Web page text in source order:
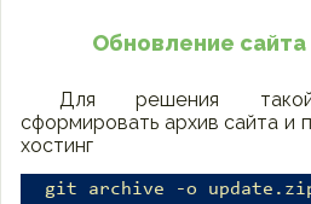
Обновление сайта
Для решения
сформировать архив сайта и
хостинг
git archive -o update.zip